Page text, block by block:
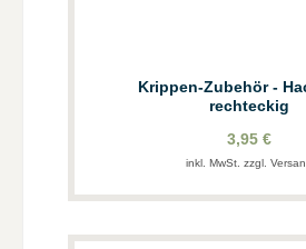
Krippen-Zubehör -
rechteckig
3,95 €
inkl. MwSt. zzgl.